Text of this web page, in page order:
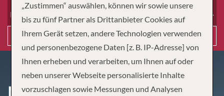
Reiseart
Suchen
„Zustimmen“ auswählen, können wir sowie unsere
bis zu fünf Partner als Drittanbieter Cookies auf
Ihrem Gerät setzen, andere Technologien verwenden
und personenbezogene Daten [z. B. IP-Adresse] von
Ihnen erheben und verarbeiten, um Ihnen auf oder
neben unserer Webseite personalisierte Inhalte
vorzuschlagen sowie Messungen und Analysen